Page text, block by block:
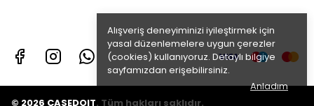
Alışveriş deneyiminizi iyileştirmek için
yasal düzenlemelere uygun çerezler
(cookies) kullanıyoruz. Detaylı bilgiye
sayfamızdan erişebilirsiniz.
Anladım
© 2026 CASEDOIT. Tüm hakları saklıdır.